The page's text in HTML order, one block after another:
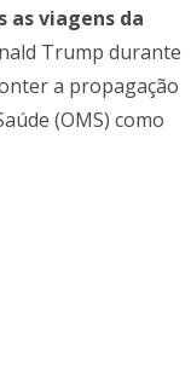
as viagens da
Trump durante
a propagação
(OMS) como